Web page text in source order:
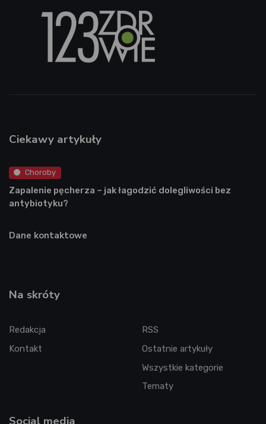
Ciekawy artykuły
Choroby
Zapalenie pęcherza – jak łagodzić dolegliwości bez
antybiotyku?
Dane kontaktowe
Na skróty
Redakcja
Kontakt
RSS
Ostatnie artykuły
Wszystkie kategorie
Tematy